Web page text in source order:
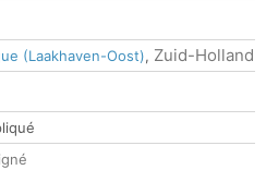
(Laakhaven-Oost), Zuid-Holland